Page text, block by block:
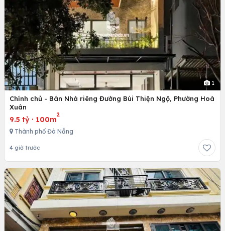
1
Chính chủ - Bán Nhà riêng Đường Bùi Thiện Ngộ, Phường Hoà
Xuân
9.5 tỷ · 100m
2
Thành phố Đà Nẵng
4 giờ trước